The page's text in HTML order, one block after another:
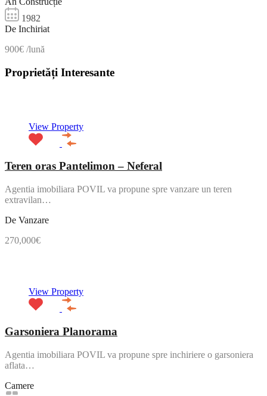
1982
De Inchiriat
900€ /lună
Proprietăți Interesante
View Property
Teren oras Pantelimon – Neferal
Agentia imobiliara POVIL va propune spre vanzare un teren
extravilan…
De Vanzare
270,000€
View Property
Garsoniera Planorama
Agentia imobiliara POVIL va propune spre inchiriere o garsoniera
aflata…
Camere